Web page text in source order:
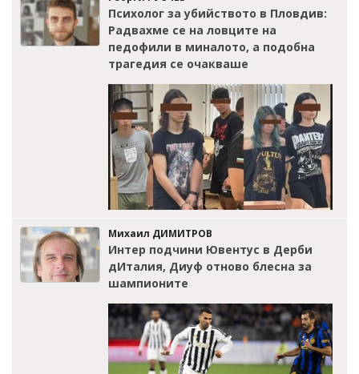
Психолог за убийството в Пловдив:
Радвахме се на ловците на
педофили в миналото, а подобна
трагедия се очакваше
Михаил ДИМИТРОВ
Интер подчини Ювентус в Дерби
дИталия, Диуф отново блесна за
шампионите